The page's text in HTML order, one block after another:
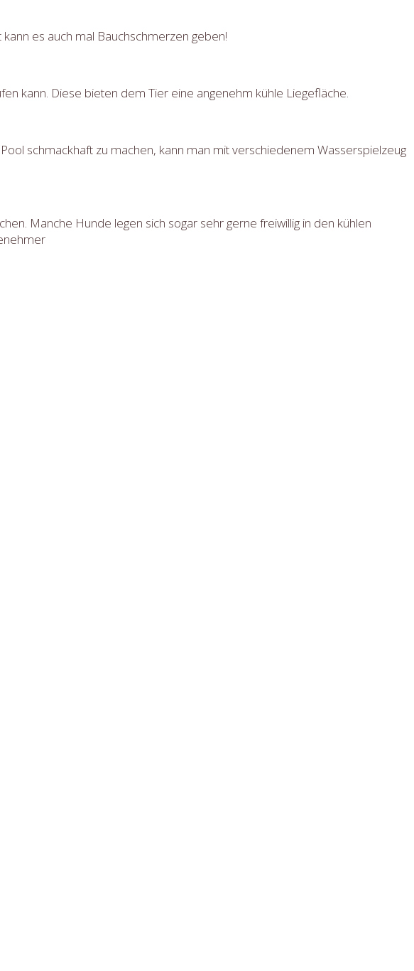
es auch mal Bauchschmerzen geben!
kann. Diese bieten dem Tier eine angenehm kühle Liegefläche.
schmackhaft zu machen, kann man mit verschiedenem Wasserspielzeug
Manche Hunde legen sich sogar sehr gerne freiwillig in den kühlen